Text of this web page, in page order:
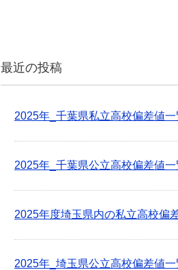
最近の投稿
2025年_千葉県私立高校偏差値一
2025年_千葉県公立高校偏差値一
2025年度埼玉県内の私立高校偏
2025年_埼玉県公立高校偏差値一